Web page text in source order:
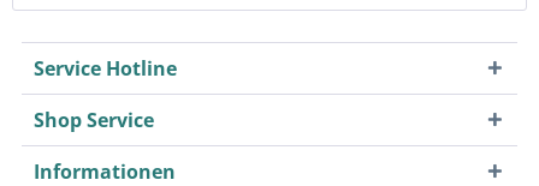
Service Hotline
Shop Service
Informationen